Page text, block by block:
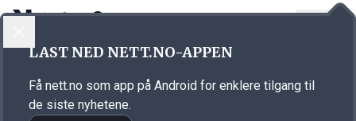
Annonsørinnhold
LAST NED NETT.NO-APPEN
Få nett.no som app på Android for enklere tilgang til
de siste nyhetene.